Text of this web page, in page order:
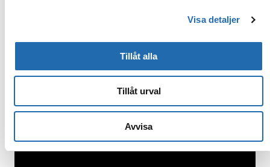
Visa detaljer
Tillåt alla
Tillåt urval
Avvisa